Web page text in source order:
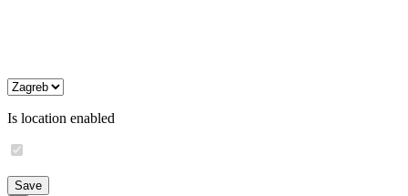
Is location enabled